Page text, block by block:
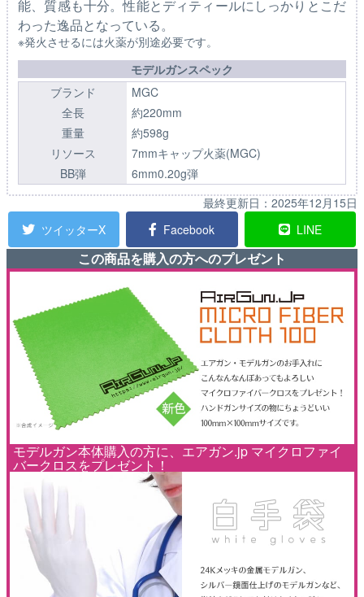
能、質感も十分。性能とディティールにしっかりとこだ
わった逸品となっている。
※発火させるには火薬が別途必要です。
モデルガンスペック
ブランド
MGC
全長
約220mm
重量
約598g
リソース
7mmキャップ火薬(MGC)
BB弾
6mm0.20g弾
最終更新日： 2025年12月15日
ツイッターX
Facebook LINE
この商品を購入の方へのプレゼント
モデルガン本体購入の方に、エアガン.jp マイクロファイ
バークロスをプレゼント！